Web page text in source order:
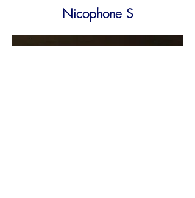
Nicophone S